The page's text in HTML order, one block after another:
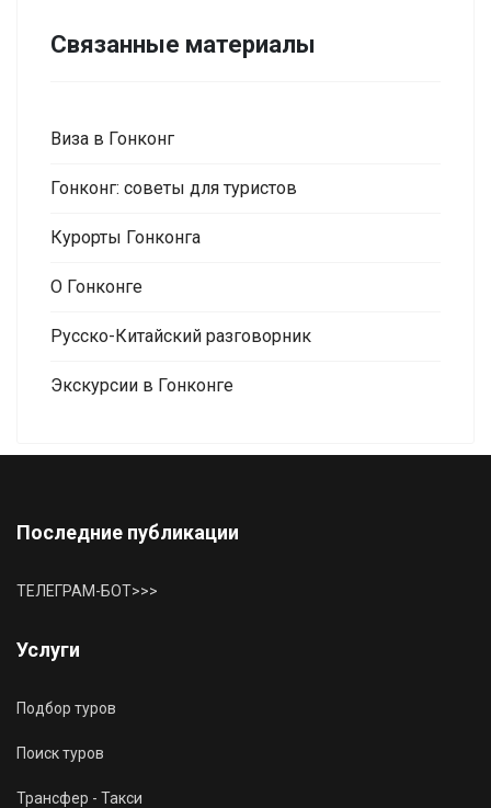
Связанные материалы
Виза в Гонконг
Гонконг: советы для туристов
Курорты Гонконга
О Гонконге
Русско-Китайский разговорник
Экскурсии в Гонконге
Последние публикации
ТЕЛЕГРАМ-БОТ>>>
Услуги
Подбор туров
Поиск туров
Трансфер - Такси